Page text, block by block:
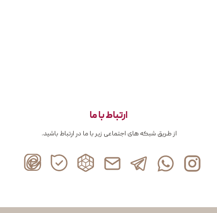
ارتباط با ما
از طریق شبکه های اجتماعی زیر با ما در ارتباط باشید.